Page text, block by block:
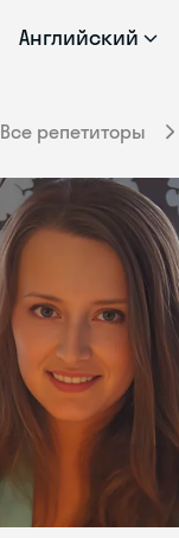
Английский
Все репетиторы